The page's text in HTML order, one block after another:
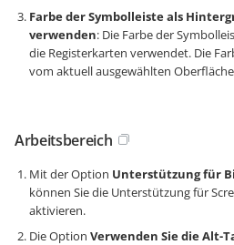
Farbe der Symbolleiste als
verwenden: Die Farbe der
die Registerkarten verwendet. Die
vom aktuell ausgewählten
Arbeitsbereich
Mit der Option Unterstützung für
können Sie die Unterstützung für
aktivieren.
Die Option Verwenden Sie die Alt-